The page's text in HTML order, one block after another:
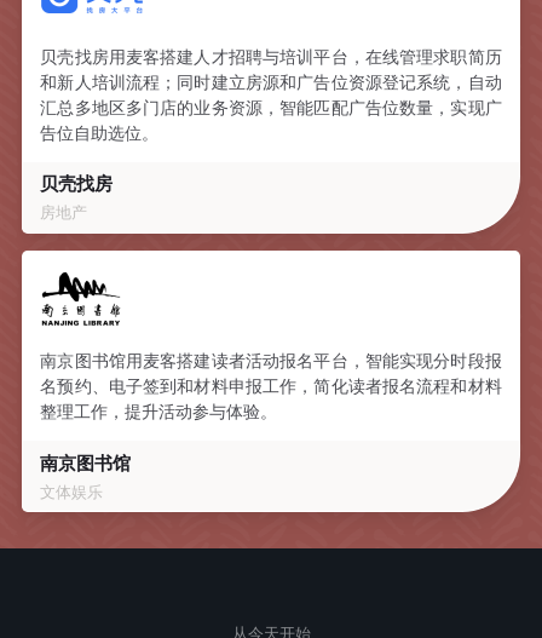
贝壳找房用麦客搭建人才招聘与培训平台，在线管理求职简历
和新人培训流程；同时建立房源和广告位资源登记系统，自动
汇总多地区多门店的业务资源，智能匹配广告位数量，实现广
告位自助选位。
贝壳找房
房地产
南京图书馆用麦客搭建读者活动报名平台，智能实现分时段报
名预约、电子签到和材料申报工作，简化读者报名流程和材料
整理工作，提升活动参与体验。
南京图书馆
文体娱乐
从今天开始